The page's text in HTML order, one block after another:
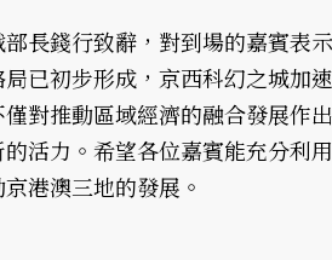
長錢行致辭，對到場的嘉賓表
已初步形成，京西科幻之城加
對推動區域經濟的融合發展作
活力。希望各位嘉賓能充分利
港澳三地的發展。